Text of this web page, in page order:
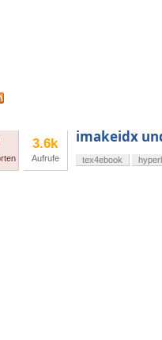
3.6k
Aufrufe
imakeidx
tex4ebook